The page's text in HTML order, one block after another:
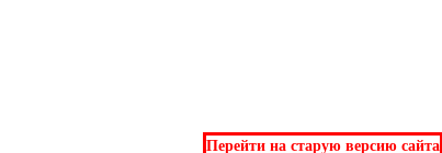
Перейти на старую версию сайта